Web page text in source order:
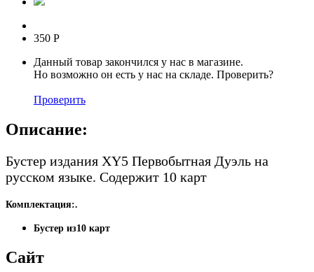
350 Р
Данный товар закончился у нас в магазине.
Но возможно он есть у нас на складе. Проверить?
Проверить
Описание:
Бустер издания XY5 Первобытная Дуэль на
русском языке. Содержит 10 карт
Комплектация:.
Бустер из10 карт
Сайт